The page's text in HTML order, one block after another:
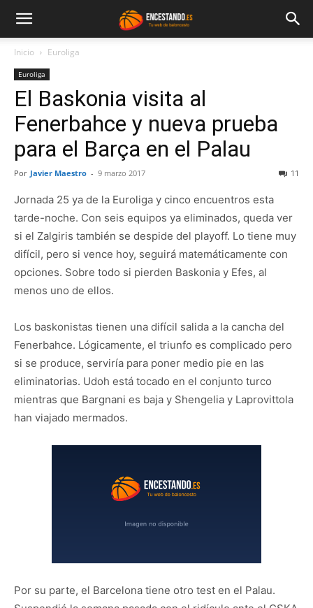
Inicio Euroliga
Euroliga
El Baskonia visita al
Fenerbahce y nueva prueba
para el Barça en el Palau
Por Javier Maestro - 9 marzo 2017 11
Jornada 25 ya de la Euroliga y cinco encuentros esta
tarde-noche. Con seis equipos ya eliminados, queda ver
si el Zalgiris también se despide del playoff. Lo tiene muy
difícil, pero si vence hoy, seguirá matemáticamente con
opciones. Sobre todo si pierden Baskonia y Efes, al
menos uno de ellos.
Los baskonistas tienen una difícil salida a la cancha del
Fenerbahce. Lógicamente, el triunfo es complicado pero
si se produce, serviría para poner medio pie en las
eliminatorias. Udoh está tocado en el conjunto turco
mientras que Bargnani es baja y Shengelia y Laprovittola
han viajado mermados.
Por su parte, el Barcelona tiene otro test en el Palau.